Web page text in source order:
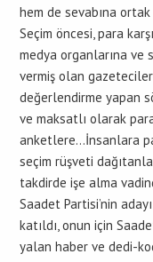
hem de sevabına ortak
Seçim öncesi, para
medya organlarına ve
vermiş olan
değerlendirme yapan
ve maksatlı olarak
anketlere…İnsanlara
seçim rüşveti
takdirde işe alma
Saadet Partisi’nin
katıldı, onun için
yalan haber ve dedi-